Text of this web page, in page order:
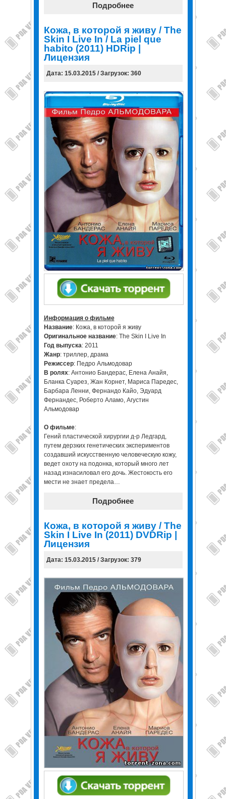
Подробнее
Кожа, в которой я живу / The
Skin I Live In / La piel que
habito (2011) HDRip |
Лицензия
Дата: 15.03.2015 / Загрузок: 360
Информация о фильме
Название: Кожа, в которой я живу
Оригинальное название: The Skin I Live In
Год выпуска: 2011
Жанр: триллер, драма
Режиссер: Педро Альмодовар
В ролях: Антонио Бандерас, Елена Анайя,
Бланка Суарез, Жан Корнет, Мариса Паредес,
Барбара Ленни, Фернандо Кайо, Эдуард
Фернандес, Роберто Аламо, Агустин
Альмодовар
О фильме:
Гений пластической хирургии д-р Ледгард,
путем дерзких генетических экспериментов
создавший искусственную человеческую кожу,
ведет охоту на подонка, который много лет
назад изнасиловал его дочь. Жестокость его
мести не знает предела…
Подробнее
Кожа, в которой я живу / The
Skin I Live In (2011) DVDRip |
Лицензия
Дата: 15.03.2015 / Загрузок: 379